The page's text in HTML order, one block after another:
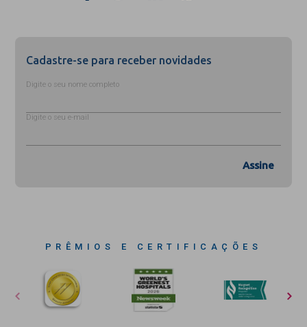
Cadastre-se para receber novidades
Digite o seu nome completo
Digite o seu e-mail
Assine
PRÊMIOS E CERTIFICAÇÕES